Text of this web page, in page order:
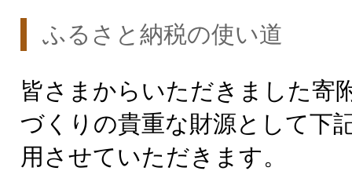
ふるさと納税の使い道
皆さまからいただきました寄
づくりの貴重な財源として下
用させていただきます。